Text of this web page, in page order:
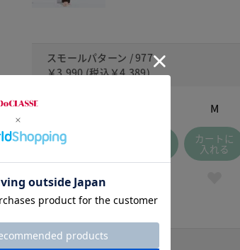
スモールパターン / 977
￥3,990(税込￥4,389)
M
カートに
入れる
ネイビー / 480